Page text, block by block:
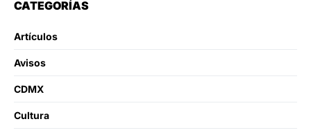
CATEGORÍAS
Artículos
Avisos
CDMX
Cultura